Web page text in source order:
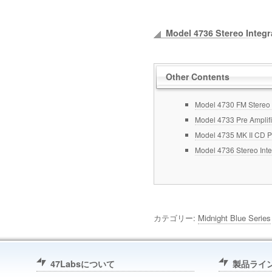
Model 4736 Stereo
Other Contents
Model 4730 FM Stereo
Model 4733 Pre
Model 4735 MK II CD
Model 4736 Stereo
カテゴリー: Midnight Blue Series
47Labsについて 製品ライ